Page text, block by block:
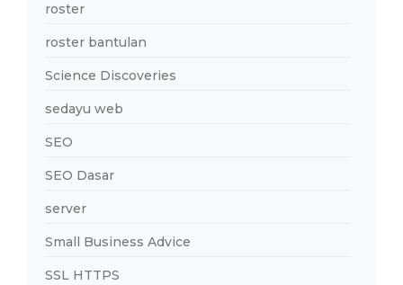
roster
roster bantulan
Science Discoveries
sedayu web
SEO
SEO Dasar
server
Small Business Advice
SSL HTTPS